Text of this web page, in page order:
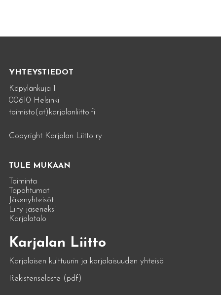
YHTEYSTIEDOT
Käpylänkuja 1
00610 Helsinki
toimisto(at)karjalanliitto.fi
Copyright Karjalan Liitto ry
TULE MUKAAN
Toiminta
Tapahtumat
Jäsenyhteisöt
Liity jäseneksi
Karjalatalo
Karjalan Liitto
Karjalaisen kulttuurin ja karjalaisuuden yhteisö
Rekisteriseloste (pdf)